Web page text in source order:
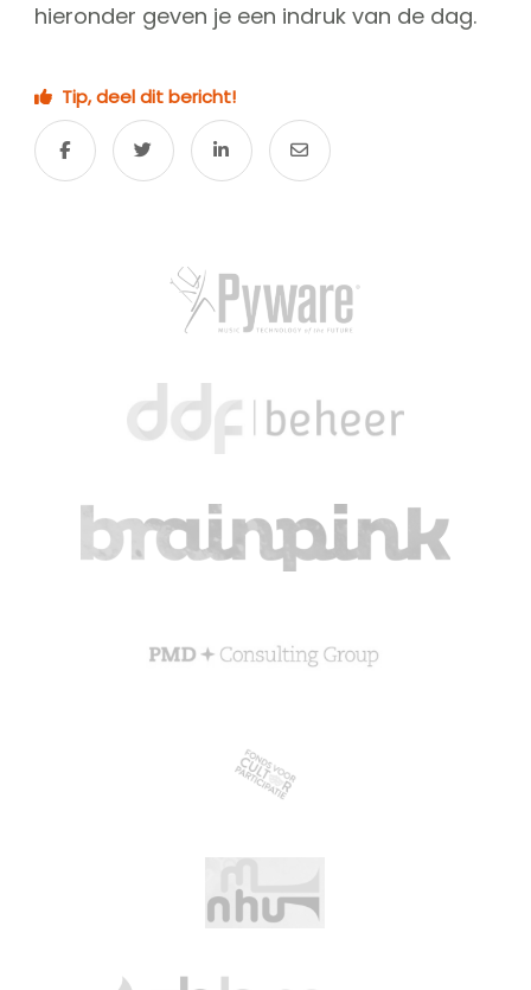
hieronder geven je een indruk van de dag.
Tip, deel dit bericht!